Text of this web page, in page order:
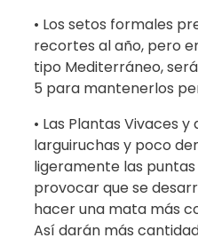
• Los setos formales
recortes al año, pero
tipo Mediterráneo,
5 para mantenerlos
• Las Plantas Vivaces
larguiruchas y poco
ligeramente las
provocar que se
hacer una mata más
Así darán más